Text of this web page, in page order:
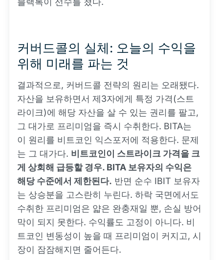
커버드콜의 실체: 오늘의 수익을
위해 미래를 파는 것
결과적으로, 커버드콜 전략의 원리는 오래됐다.
자산을 보유하면서 제3자에게 특정 가격(스트
라이크)에 해당 자산을 살 수 있는 권리를 팔고,
그 대가로 프리미엄을 즉시 수취한다. BITA는
이 원리를 비트코인 익스포저에 적용한다. 문제
는 그 대가다. 비트코인이 스트라이크 가격을 크
게 상회해 급등할 경우. BITA 보유자의 수익은
해당 수준에서 제한된다. 반면 순수 IBIT 보유자
는 상승분을 고스란히 누린다. 하락 국면에서도
수취한 프리미엄은 얇은 완충재일 뿐, 손실 방어
막이 되지 못한다. 수익률도 고정이 아니다. 비
트코인 변동성이 높을 때 프리미엄이 커지고, 시
장이 잠잠해지면 줄어든다.